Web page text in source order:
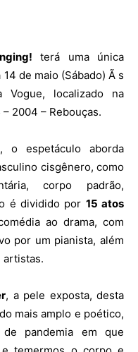
terá uma única
de maio (Sábado) Ã s
Vogue, localizado na
2004 – Rebouças.
o espetáculo aborda
cisgênero, como
corpo padrão,
é dividido por 15 atos
ao drama, com
por um pianista, além
artistas.
, a pele exposta, desta
mais amplo e poético,
de pandemia em que